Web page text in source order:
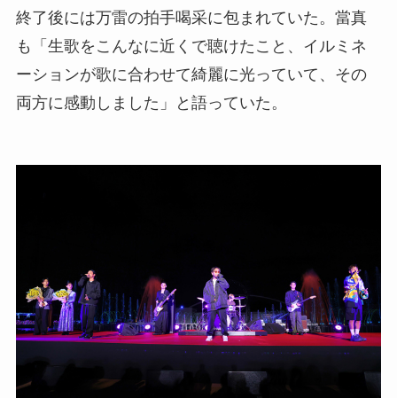
終了後には万雷の拍手喝采に包まれていた。當真
も「生歌をこんなに近くで聴けたこと、イルミネ
ーションが歌に合わせて綺麗に光っていて、その
両方に感動しました」と語っていた。